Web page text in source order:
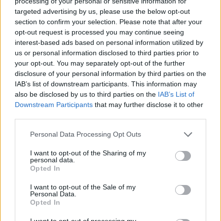
targeted advertising by us, please use the below opt-out
section to confirm your selection. Please note that after your
opt-out request is processed you may continue seeing
interest-based ads based on personal information utilized by
us or personal information disclosed to third parties prior to
your opt-out. You may separately opt-out of the further
disclosure of your personal information by third parties on the
IAB’s list of downstream participants. This information may
also be disclosed by us to third parties on the IAB’s List of
Downstream Participants that may further disclose it to other
Personal Data Processing Opt Outs
I want to opt-out of the Sharing of my
personal data.
Opted In
I want to opt-out of the Sale of my
Personal Data.
Opted In
dafür haben.
Der Mentor-Bonus wird euch als Icon nun auch
schon in der Charakterauswahl angezeigt.
Ausgewählte Bugfixes
Die wiederholbare Version der Quest „Die bedrohte
Mauer“ funktioniert nun wie beabsichtigt und die
Questitems werden korrekt ins Inventar des
Charakters gelegt und gezählt.
Clipping (Durchscheinen der Arme) bei der
"Meisterrobe des ewigen Eises", dem Brustpanzer
behoben.
einigen Gegenständen werden nun im Tooltip korrekt
angezeigt.
entsprechende Talent genutzt werden konnte, wurde
behoben.